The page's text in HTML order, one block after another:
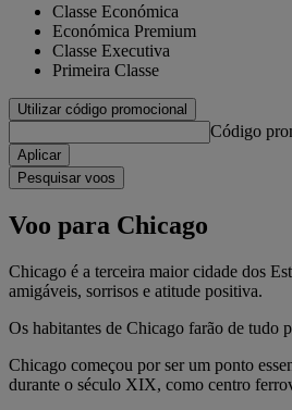
Classe Económica
Económica Premium
Classe Executiva
Primeira Classe
Utilizar código promocional
Código
Aplicar
Pesquisar voos
Voo para Chicago
Chicago é a terceira maior cidade dos
amigáveis, sorrisos e atitude positiva.
Os habitantes de Chicago farão de tudo
Chicago começou por ser um ponto
durante o século XIX, como centro